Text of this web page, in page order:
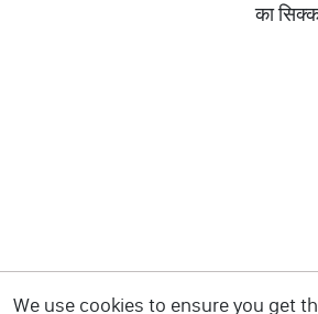
का
We use cookies to ensure you get